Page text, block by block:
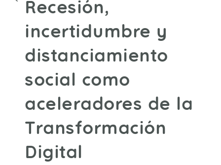
Recesión,
incertidumbre y
distanciamiento
social como
aceleradores de la
Transformación
Digital